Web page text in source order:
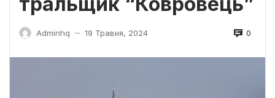
Adminhq — 19 Травня, 2024 0